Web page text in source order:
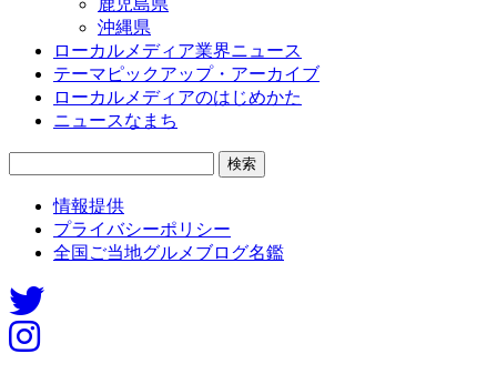
沖縄県
ローカルメディア業界ニュース
テーマピックアップ・アーカイブ
ローカルメディアのはじめかた
ニュースなまち
情報提供
プライバシーポリシー
全国ご当地グルメブログ名鑑